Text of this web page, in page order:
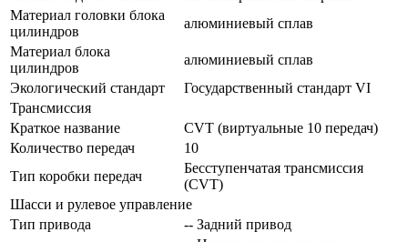
Материал головки блока
цилиндров
алюминиевый сплав
Материал блока
цилиндров
алюминиевый сплав
Экологический стандарт
Государственный стандарт VI
Трансмиссия
Краткое название
CVT (виртуальные 10 передач)
Количество передач
10
Тип коробки передач
Бесступенчатая трансмиссия
(CVT)
Шасси и рулевое управление
Тип привода
-- Задний привод